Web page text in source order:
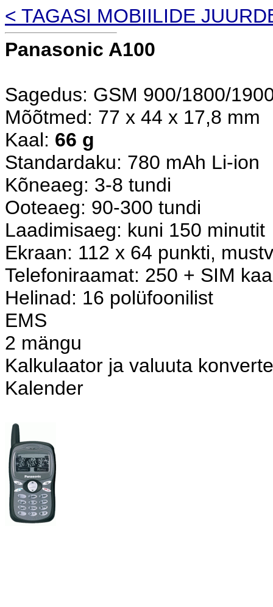
< TAGASI MOBIILIDE
Panasonic A100
Sagedus: GSM 900/1800/
Mõõtmed: 77 x 44 x 17,8 mm
Kaal: 66 g
Standardaku: 780 mAh Li-ion
Kõneaeg: 3-8 tundi
Ooteaeg: 90-300 tundi
Laadimisaeg: kuni 150 minutit
Ekraan: 112 x 64 punkti,
Telefoniraamat: 250 + SIM
Helinad: 16 polüfoonilist
EMS
2 mängu
Kalkulaator ja valuuta
Kalender